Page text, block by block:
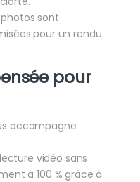
photos sont
pour un rendu
pour
accompagne
vidéo sans
à 100 % grâce à